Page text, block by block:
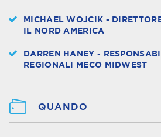
MICHAEL WOJCIK -
IL NORD AMERICA
DARREN HANEY -
REGIONALI MECO MIDWEST
QUANDO